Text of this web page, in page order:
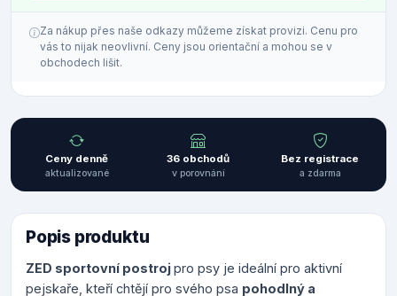
Za nákup přes naše odkazy můžeme získat provizi. Cenu pro
vás to nijak neovlivní. Ceny jsou orientační a mohou se v
obchodech lišit.
Ceny denně
aktualizované
36 obchodů
v porovnání
Bez registrace
a zdarma
Popis produktu
ZED sportovní postrojpro psy je ideální pro aktivní
pejskaře, kteří chtějí pro svého psa pohodlný a